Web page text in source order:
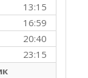
13:15
16:59
20:40
23:15